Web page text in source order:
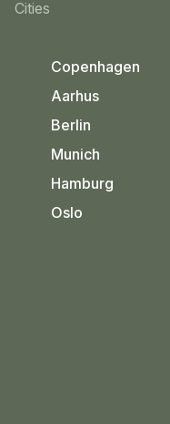
Cities
Copenhagen
Aarhus
Berlin
Munich
Hamburg
Oslo